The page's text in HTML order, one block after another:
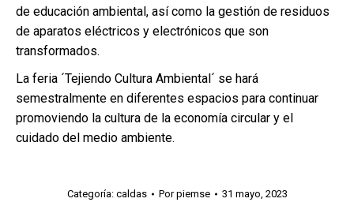
de educación ambiental, así como la gestión de residuos
de aparatos eléctricos y electrónicos que son
transformados.
La feria ´Tejiendo Cultura Ambiental´ se hará
semestralmente en diferentes espacios para continuar
promoviendo la cultura de la economía circular y el
cuidado del medio ambiente.
Categoría: caldas Porpiemse 31 mayo, 2023